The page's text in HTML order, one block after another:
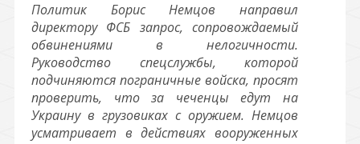
Политик Борис Немцов направил
директору ФСБ запрос, сопровождаемый
обвинениями в нелогичности.
Руководство спецслужбы, которой
подчиняются пограничные войска, просят
проверить, что за чеченцы едут на
Украину в грузовиках с оружием. Немцов
усматривает в действиях вооруженных